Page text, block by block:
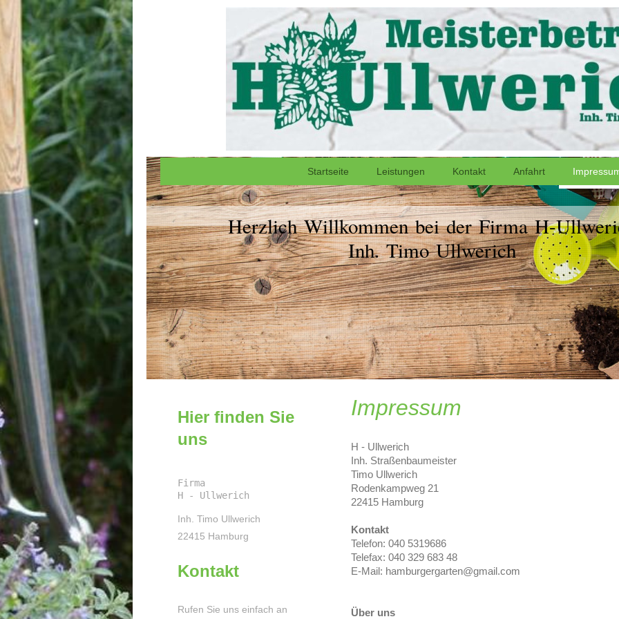
Startseite Leistungen Kontakt Anfahrt
Herzlich Willkommen bei der Firma H-
Inh. Timo Ullwerich
Impressum
H - Ullwerich
Inh. Straßenbaumeister
Timo Ullwerich
Rodenkampweg 21
22415 Hamburg
Kontakt
Telefon: 040 5319686
Telefax: 040 329 683 48
E-Mail: hamburgergarten@gmail.com
Über uns
Hier finden Sie
uns
Firma
H - Ullwerich
Inh. Timo Ullwerich
22415 Hamburg
Kontakt
Rufen Sie uns einfach an